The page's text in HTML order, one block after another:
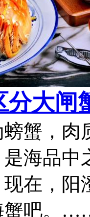
分大闸
蟹，
海品中
在，阳
蟹吧。